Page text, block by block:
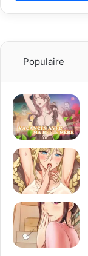
Populaire